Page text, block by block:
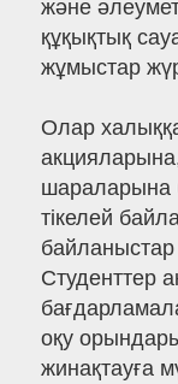
және
құқықтық
жұмыстар
Олар халыққа
акцияларына,
шараларына
тікелей
Студенттер
оқу
жинақтауға